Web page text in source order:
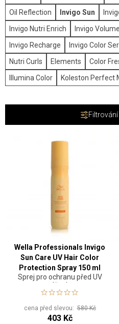
Oil Reflection
Invigo Sun
Invigo Nutri Enrich
Invigo
Invigo Recharge
Invigo Color
Nutri Curls
Elements Color
Illumina Color
Koleston Perfect
Wella Professionals Invigo
Sun Care UV Hair Color
Protection Spray 150 ml
NEW
Sprej pro ochranu před UV
zářením
cena před slevou:580 Kč
403 Kč